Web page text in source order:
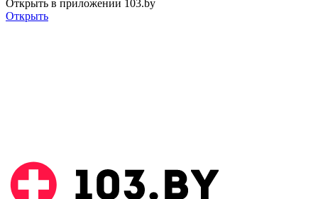
Открыть в приложении 103.by
Открыть